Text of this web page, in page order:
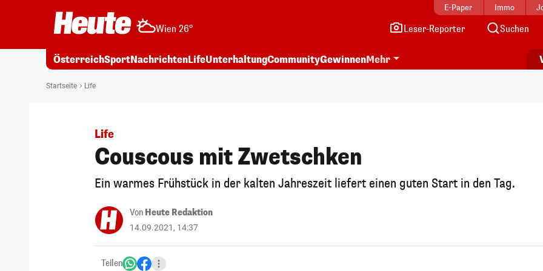
E-Paper Immo
Wien 26° Leser-Reporter Suchen
ÖsterreichSportNachrichtenLifeUnterhaltungCommunityGewinnenMehr
Startseite Life
Life
Couscous mit Zwetschken
Ein warmes Frühstück in der kalten Jahreszeit liefert einen guten Start in den Tag.
Von Heute Redaktion
14.09.2021, 14:37
Teilen